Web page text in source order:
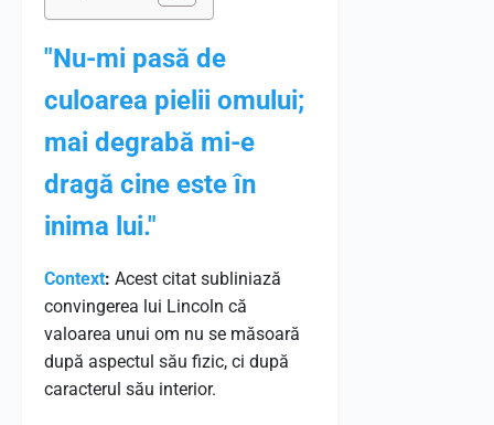
"Nu-mi pasă de
culoarea pielii omului;
mai degrabă mi-e
dragă cine este în
inima lui."
Context: Acest citat subliniază
convingerea lui Lincoln că
valoarea unui om nu se măsoară
după aspectul său fizic, ci după
caracterul său interior.